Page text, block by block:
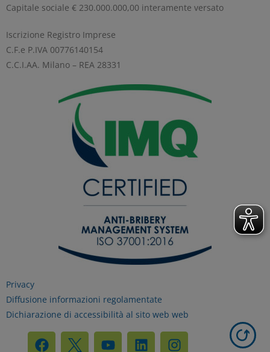
Capitale sociale € 230.000.000,00 interamente versato
Iscrizione Registro Imprese
C.F.e P.IVA 00776140154
C.C.I.AA. Milano – REA 28331
Privacy
Diffusione informazioni regolamentate
Dichiarazione di accessibilità al sito web web
default e la continuazione della navigazione
tracciamento diversi da quelli tecnici.
Per maggiori informazioni consulta la
Informativa sui dati personali e cookie
RIFIUTA TUTTI
ACCETTA